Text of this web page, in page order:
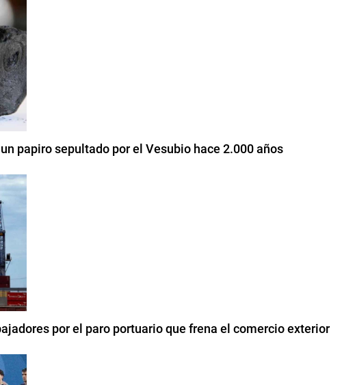
papiro sepultado por el Vesubio hace 2.000 años
por el paro portuario que frena el comercio exterior